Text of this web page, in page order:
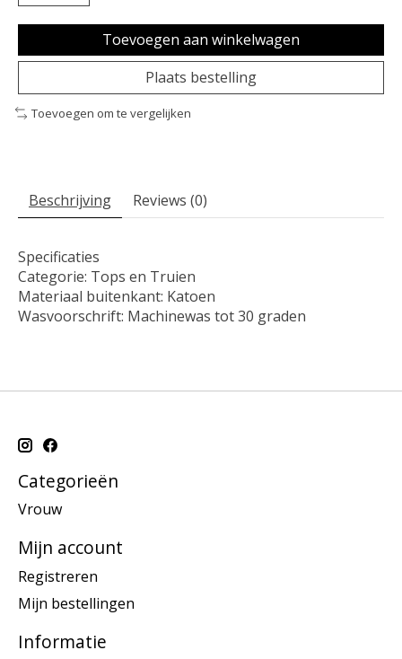
Toevoegen aan winkelwagen
Plaats bestelling
Toevoegen om te vergelijken
Beschrijving Reviews (0)
Specificaties
Categorie: Tops en Truien
Materiaal buitenkant: Katoen
Wasvoorschrift: Machinewas tot 30 graden
Categorieën
Vrouw
Mijn account
Registreren
Mijn bestellingen
Informatie